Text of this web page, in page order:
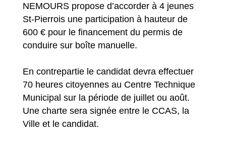
NEMOURS propose d’accorder à 4 jeunes
St-Pierrois une participation à hauteur de
600 € pour le financement du permis de
conduire sur boîte manuelle.
En contrepartie le candidat devra effectuer
70 heures citoyennes au Centre Technique
Municipal sur la période de juillet ou août.
Une charte sera signée entre le CCAS, la
Ville et le candidat.